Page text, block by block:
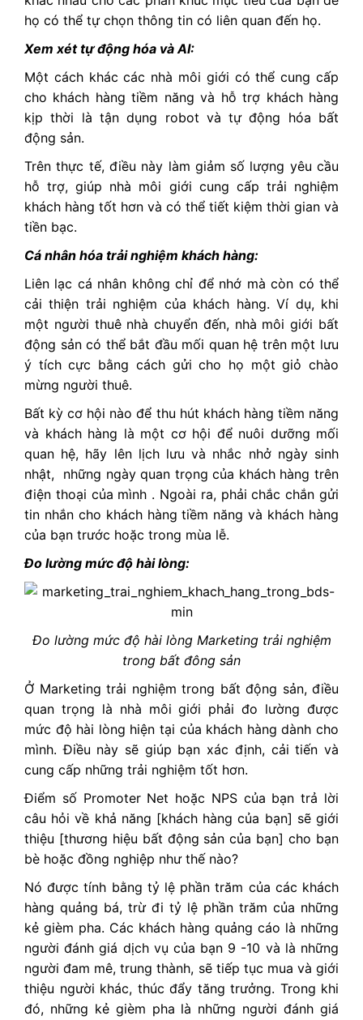
họ có thể tự chọn thông tin có liên quan đến họ.
Xem xét tự động hóa và AI:
Một cách khác các nhà môi giới có thể cung cấp
cho khách hàng tiềm năng và hỗ trợ khách hàng
kịp thời là tận dụng robot và tự động hóa bất
động sản.
Trên thực tế, điều này làm giảm số lượng yêu cầu
hỗ trợ, giúp nhà môi giới cung cấp trải nghiệm
khách hàng tốt hơn và có thể tiết kiệm thời gian và
tiền bạc.
Cá nhân hóa trải nghiệm khách hàng:
Liên lạc cá nhân không chỉ để nhớ mà còn có thể
cải thiện trải nghiệm của khách hàng. Ví dụ, khi
một người thuê nhà chuyển đến, nhà môi giới bất
động sản có thể bắt đầu mối quan hệ trên một lưu
ý tích cực bằng cách gửi cho họ một giỏ chào
mừng người thuê.
Bất kỳ cơ hội nào để thu hút khách hàng tiềm năng
và khách hàng là một cơ hội để nuôi dưỡng mối
quan hệ, hãy lên lịch lưu và nhắc nhở ngày sinh
nhật, những ngày quan trọng của khách hàng trên
điện thoại của mình . Ngoài ra, phải chắc chắn gửi
tin nhắn cho khách hàng tiềm năng và khách hàng
của bạn trước hoặc trong mùa lễ.
Đo lường mức độ hài lòng:
Đo lường mức độ hài lòng Marketing trải nghiệm
trong bất đông sản
Ở Marketing trải nghiệm trong bất động sản, điều
quan trọng là nhà môi giới phải đo lường được
mức độ hài lòng hiện tại của khách hàng dành cho
mình. Điều này sẽ giúp bạn xác định, cải tiến và
cung cấp những trải nghiệm tốt hơn.
Điểm số Promoter Net hoặc NPS của bạn trả lời
câu hỏi về khả năng [khách hàng của bạn] sẽ giới
thiệu [thương hiệu bất động sản của bạn] cho bạn
bè hoặc đồng nghiệp như thế nào?
Nó được tính bằng tỷ lệ phần trăm của các khách
hàng quảng bá, trừ đi tỷ lệ phần trăm của những
kẻ gièm pha. Các khách hàng quảng cáo là những
người đánh giá dịch vụ của bạn 9 -10 và là những
người đam mê, trung thành, sẽ tiếp tục mua và giới
thiệu người khác, thúc đẩy tăng trưởng. Trong khi
đó, những kẻ gièm pha là những người đánh giá